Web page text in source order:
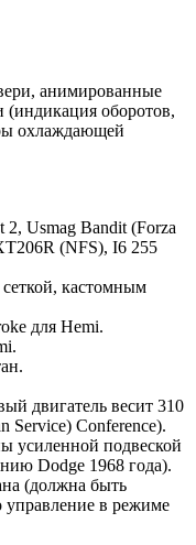
анимированные
оборотов,
охлаждающей
Usmag Bandit (Forza
(NFS), I6 255
кастомным
для Hemi.
двигатель весит 310
Service) Conference).
усиленной подвеской
Dodge 1968 года).
(должна быть
управление в режиме